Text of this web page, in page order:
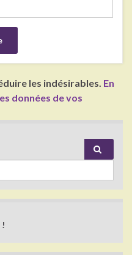
les indésirables. En
données de vos
!